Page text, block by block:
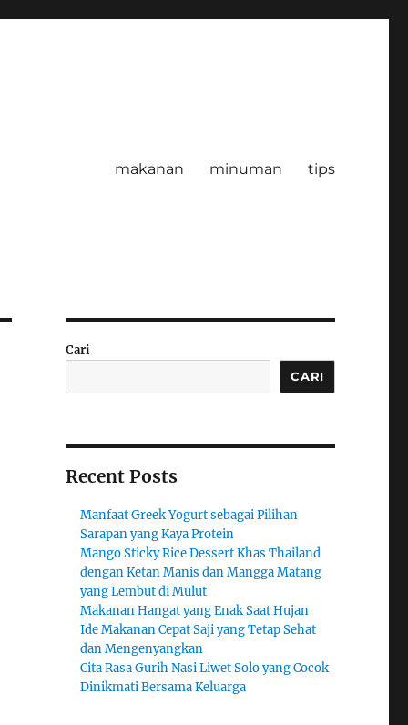
makanan minuman tips
Cari
CARI
Recent Posts
Manfaat Greek Yogurt sebagai Pilihan
Sarapan yang Kaya Protein
Mango Sticky Rice Dessert Khas Thailand
dengan Ketan Manis dan Mangga Matang
yang Lembut di Mulut
Makanan Hangat yang Enak Saat Hujan
Ide Makanan Cepat Saji yang Tetap Sehat
dan Mengenyangkan
Cita Rasa Gurih Nasi Liwet Solo yang Cocok
Dinikmati Bersama Keluarga